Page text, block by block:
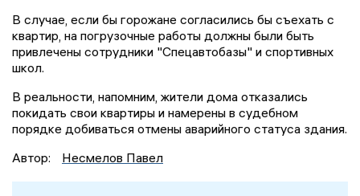
В случае, если бы горожане согласились бы съехать с
квартир, на погрузочные работы должны были быть
привлечены сотрудники "Спецавтобазы" и спортивных
школ.
В реальности, напомним, жители дома отказались
покидать свои квартиры и намерены в судебном
порядке добиваться отмены аварийного статуса здания.
Автор:
Несмелов Павел